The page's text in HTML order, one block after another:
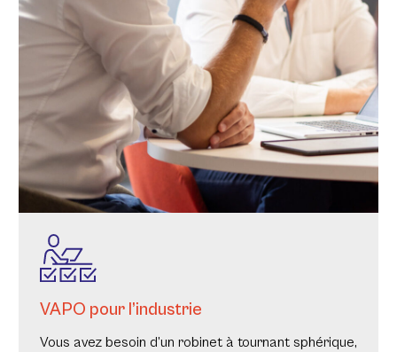
VAPO pour l’industrie
Vous avez besoin d’un robinet à tournant sphérique,